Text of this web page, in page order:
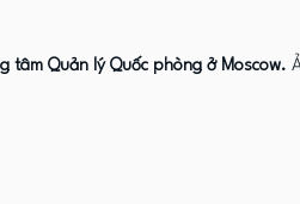
tâm Quản lý Quốc phòng ở Moscow.